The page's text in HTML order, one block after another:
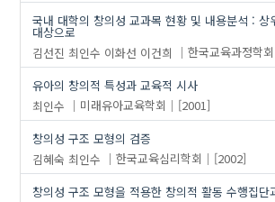
국내 대학의 창의성 교과목 현황 및 내용분석 : 상
대상으로
김선진 최인수 이화선 이건희 한국교육과정학회
유아의 창의적 특성과 교육적 시사
최인수
미래유아교육학회
[2001]
창의성 구조 모형의 검증
김혜숙 최인수 한국교육심리학회
[2002]
창의성 구조 모형을 적용한 창의적 활동 수행집단